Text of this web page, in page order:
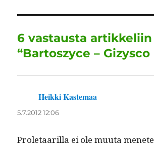
b
o
o
k
r
d
I
n
A
p
p
r
a
m
6 vastausta artikkeliin
“Bartoszyce – Gizysco
Heikki Kastemaa
5.7.2012 12:06
Pro­le­taar­il­la ei ole muu­ta